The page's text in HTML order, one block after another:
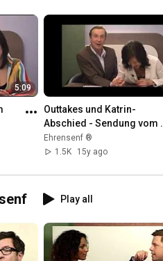
5:09
Outtakes und Katrin-
Abschied - Sendung vom
27.06.2007
Ehrensenf ®
1.5K
15y ago
Play all